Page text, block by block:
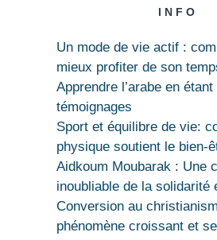
INFO
Un mode de vie actif :
mieux profiter de son
Apprendre l’arabe en
témoignages
Sport et équilibre de vie:
physique soutient le bien-
Aidkoum Moubarak : Une
inoubliable de la solidarité
Conversion au
phénomène croissant et